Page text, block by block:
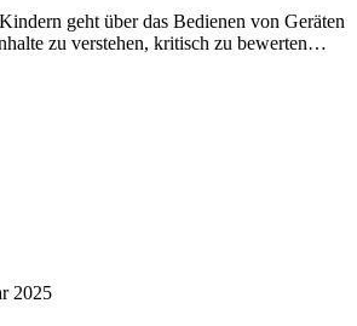
geht über das Bedienen von Geräten
zu verstehen, kritisch zu bewerten…
2025